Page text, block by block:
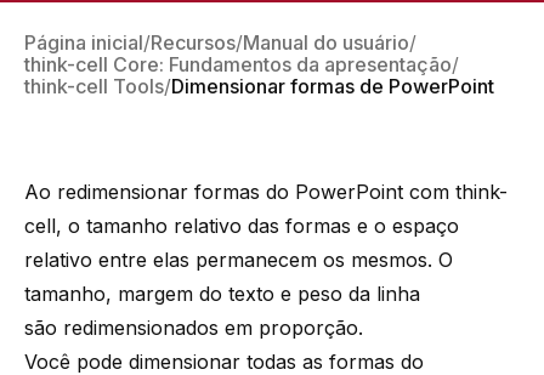
Página inicial Recursos Manual do usuário
think-cell Core: Fundamentos da apresentação
think-cell Tools Dimensionar formas de PowerPoint
Ao redimensionar formas do PowerPoint com think-
cell, o tamanho relativo das formas e o espaço
relativo entre elas permanecem os mesmos. O
tamanho, margem do texto e peso da linha
são redimensionados em proporção.
Você pode dimensionar todas as formas do